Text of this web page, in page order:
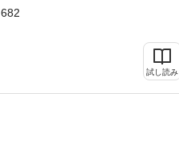
682
試し読み